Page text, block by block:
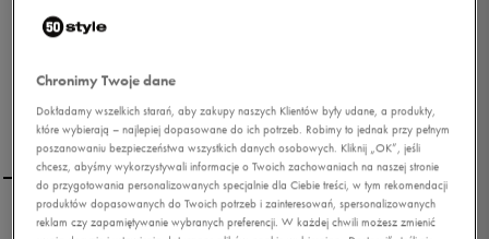
O'NEILL T-SHIRT JONI TAN
Chronimy Twoje dane
Dokładamy wszelkich starań, aby zakupy naszych Klientów były udane, a produkty,
które wybierają – najlepiej dopasowane do ich potrzeb. Robimy to jednak przy pełnym
poszanowaniu bezpieczeństwa wszystkich danych osobowych. Kliknij „OK”, jeśli
chcesz, abyśmy wykorzystywali informacje o Twoich zachowaniach na naszej stronie
do przygotowania personalizowanych specjalnie dla Ciebie treści, w tym rekomendacji
produktów dopasowanych do Twoich potrzeb i zainteresowań, spersonalizowanych
reklam czy zapamiętywanie wybranych preferencji. W każdej chwili możesz zmienić